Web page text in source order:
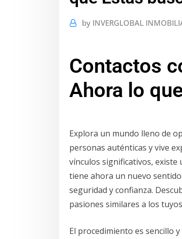
by INVERGLOBAL
Contactos
Ahora lo
Explora un mundo lleno de
personas auténticas y vive
vínculos significativos, existe
tiene ahora un nuevo
seguridad y confianza.
pasiones similares a los
El procedimiento es sencillo